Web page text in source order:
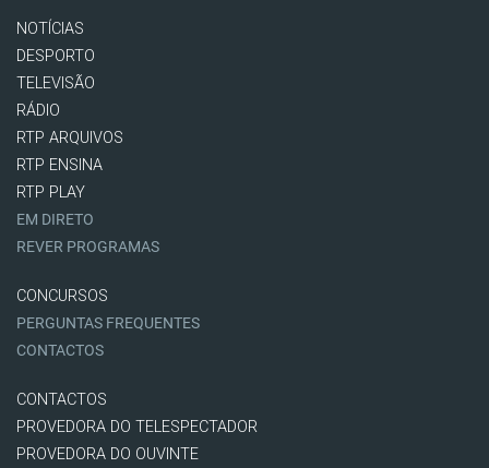
NOTÍCIAS
DESPORTO
TELEVISÃO
RÁDIO
RTP ARQUIVOS
RTP ENSINA
RTP PLAY
EM DIRETO
REVER PROGRAMAS
CONCURSOS
PERGUNTAS FREQUENTES
CONTACTOS
CONTACTOS
PROVEDORA DO TELESPECTADOR
PROVEDORA DO OUVINTE